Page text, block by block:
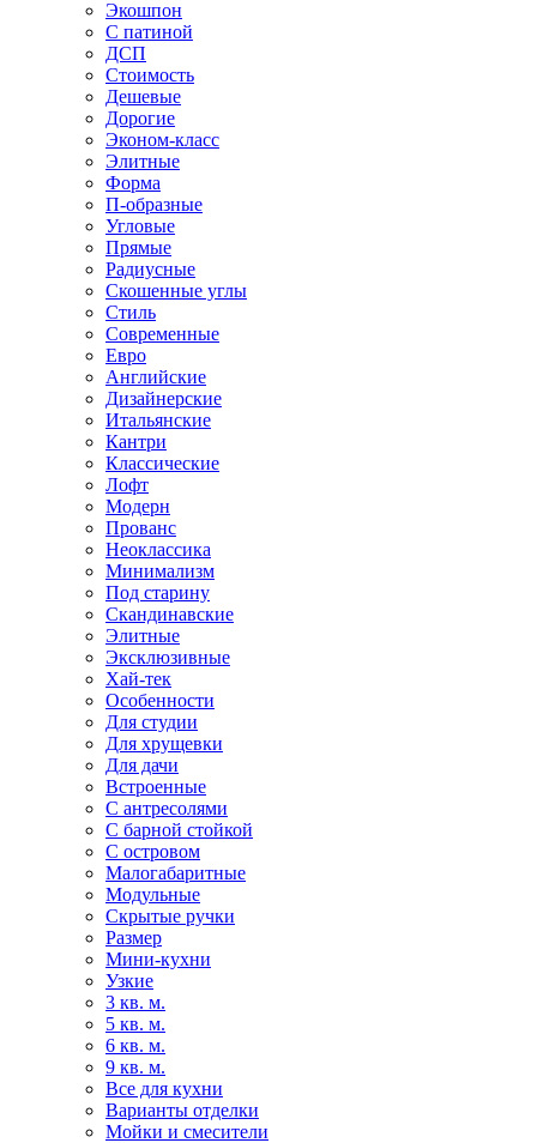
Экошпон
С патиной
ДСП
Стоимость
Дешевые
Дорогие
Эконом-класс
Элитные
Форма
П-образные
Угловые
Прямые
Радиусные
Скошенные углы
Стиль
Современные
Евро
Английские
Дизайнерские
Итальянские
Кантри
Классические
Лофт
Модерн
Прованс
Неоклассика
Минимализм
Под старину
Скандинавские
Элитные
Эксклюзивные
Хай-тек
Особенности
Для студии
Для хрущевки
Для дачи
Встроенные
С антресолями
С барной стойкой
С островом
Малогабаритные
Модульные
Скрытые ручки
Размер
Мини-кухни
Узкие
3 кв. м.
5 кв. м.
6 кв. м.
9 кв. м.
Все для кухни
Варианты отделки
Мойки и смесители